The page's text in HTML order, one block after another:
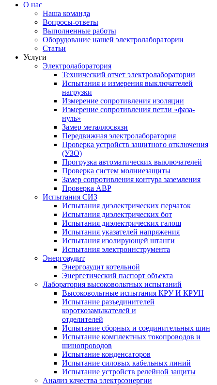
О нас
Наша команда
Вопросы-ответы
Выполненные работы
Оборудование нашей электролаборатории
Статьи
Услуги
Электролаборатория
Технический отчет электролаборатории
Испытания и измерения выключателей
нагрузки
Измерение сопротивления изоляции
Измерение сопротивления петли «фаза-
нуль»
Замер металлосвязи
Передвижная электролаборатория
Проверка устройств защитного отключения
(УЗО)
Прогрузка автоматических выключателей
Проверка систем молниезащиты
Замер сопротивления контура заземления
Проверка АВР
Испытания СИЗ
Испытания диэлектрических перчаток
Испытания диэлектрических бот
Испытания диэлектрических галош
Испытания указателей напряжения
Испытания изолирующей штанги
Испытания электроинструмента
Энергоаудит
Энергоаудит котельной
Энергетический паспорт объекта
Лаборатория высоковольтных испытаний
Высоковольтные испытания КРУ И КРУН
Испытание разъединителей
короткозамыкателей и
отделителей
Испытание сборных и соединительных шин
Испытание комплектных токопроводов и
шинопроводов
Испытание конденсаторов
Испытание силовых кабельных линий
Испытание устройств релейной защиты
Анализ качества электроэнергии